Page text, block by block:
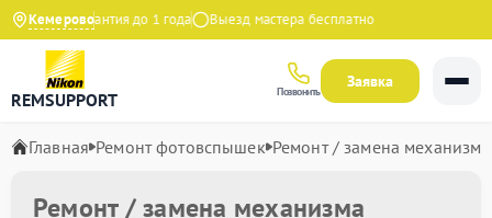
Кемерово
21:00 Гарантия до 1 года Выезд мастера бесплатно
REMSUPPORT Позвонить
Заявка
Главная Ремонт фотовспышек Ремонт / замена
Ремонт / замена механизма